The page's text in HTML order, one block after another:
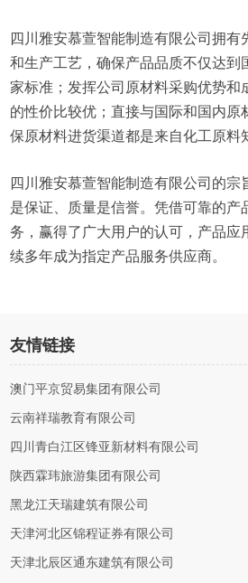
四川雅安慕萱智能制造有限公司拥有
和生产工艺，确保产品品质不仅达到
家标准；发挥公司原材料采购优势和
的性价比较优；直接与国际和国内原
保原材料进货渠道都是来自化工原料
四川雅安慕萱智能制造有限公司的宗
是保证、质量是信誉。凭借可靠的产
务，赢得了广大用户的认可，产品应
续多年成为指定产品服务供应商。
友情链接
澳门平京贸易集团有限公司
云南祥瑞教育有限公司
四川青白江区锋亚新材料有限公司
陕西霖玮旅游集团有限公司
黑龙江天瑞建筑有限公司
天津河北区锦程证券有限公司
天津北辰区通东建筑有限公司